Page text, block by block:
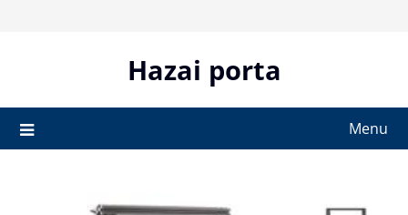
Hazai porta
Menu